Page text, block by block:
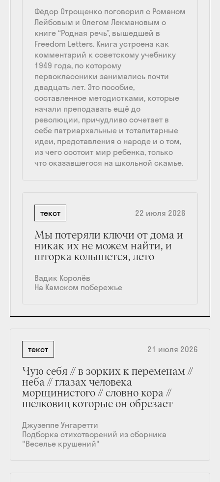
Фёдор Отрощенко поговорил с Романом
Лейбовым и Олегом Лекмановым о
книге “Родная речь”, вышедшей в
Freedom Letters. Книга устроена как
комментарий к советскому учебнику
1949 года, по которому
первоклассники занимались почти
двадцать лет. Это пособие,
составленное методистками, которые
начали преподавать ещё до
революции, причудливо сочетает в
себе патриархальные и тоталитарные
идеи, представления о народе и о том,
из чего состоит мир ребенка, только
что оказавшегося на школьной скамье.
текст 22 июля 2026
Мы потеряли ключи от дома и
никак их не можем найти, и
шторка колышется, лето
Вадик Королёв
На Камском побережье
текст 21 июля 2026
Чую себя // в зорких к переменам //
неба // глазах человека
морщинистого // словно кора //
шелковиц которые он обрезает
Джузеппе Унгаретти
Подборка стихотворений из сборника
"Веселье крушений"